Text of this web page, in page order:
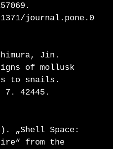
journal.pone.0
Jin.
of mollusk
to snails.
42445.
„Shell Space:
from the